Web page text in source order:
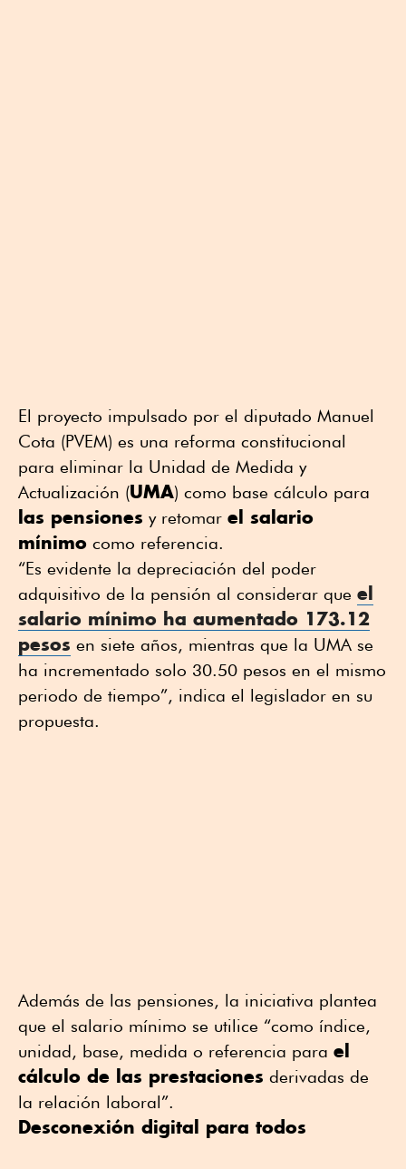
El proyecto impulsado por el diputado Manuel
Cota (PVEM) es una reforma constitucional
para eliminar la Unidad de Medida y
Actualización (UMA) como base cálculo para
las pensiones y retomar el salario
mínimo como referencia.
“Es evidente la depreciación del poder
adquisitivo de la pensión al considerar que el
salario mínimo ha aumentado 173.12
pesos en siete años, mientras que la UMA se
ha incrementado solo 30.50 pesos en el mismo
periodo de tiempo”, indica el legislador en su
propuesta.
Además de las pensiones, la iniciativa plantea
que el salario mínimo se utilice “como índice,
unidad, base, medida o referencia para el
cálculo de las prestaciones derivadas de
la relación laboral”.
Desconexión digital para todos